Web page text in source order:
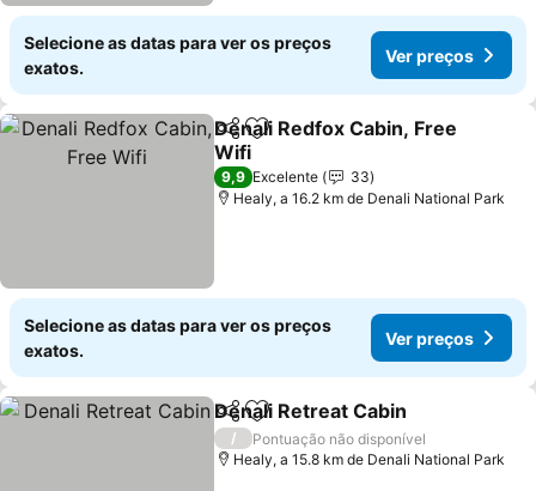
Selecione as datas para ver os preços
exatos.
Ver preços
PartilharAdicionar aos favoritos
Denali Redfox Cabin, Free
Wifi
Ver preços
9,9 Excelente
33
Healy, a 16.2 km de Denali National Park
Selecione as datas para ver os preços
exatos.
Ver preços
PartilharAdicionar aos favoritos
Denali Retreat Cabin
/
Pontuação não disponível
Healy, a 15.8 km de Denali National Park